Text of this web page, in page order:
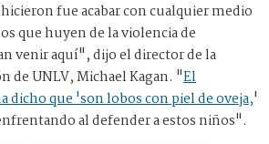
fue acabar con cualquier medio
que huyen de la violencia de
venir aquí", dijo el director de la
de UNLV, Michael Kagan. "El
dicho que 'son lobos con piel de oveja,'
al defender a estos niños".